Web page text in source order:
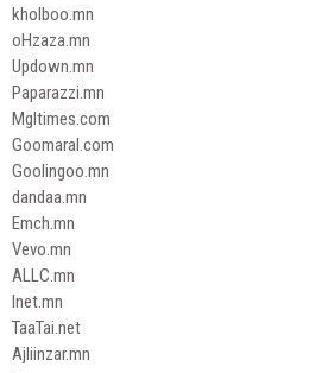
kholboo.mn
oHzaza.mn
Updown.mn
Paparazzi.mn
Mgltimes.com
Goomaral.com
Goolingoo.mn
dandaa.mn
Emch.mn
Vevo.mn
ALLC.mn
Inet.mn
TaaTai.net
Ajliinzar.mn